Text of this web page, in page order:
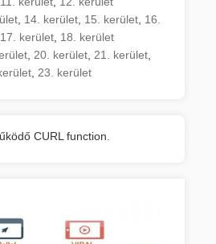
, 14. kerület, 15. kerület, 16.
17. kerület, 18. kerület
, 20. kerület, 21. kerület,
, 23. kerület
CURL function.